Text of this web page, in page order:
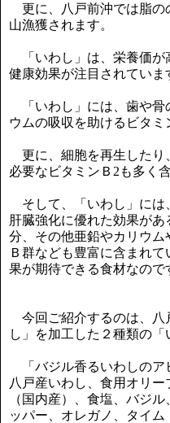
更に、八戸前沖では脂の
山漁獲されます。
「いわし」は、栄養価が
健康効果が注目されていま
「いわし」には、歯や骨
ウムの吸収を助けるビタミ
更に、細胞を再生したり
必要なビタミンＢ2も多く
そして、「いわし」には
肝臓強化に優れた効果が
分、その他亜鉛やカリウ
Ｂ群なども豊富に含まれ
果が期待できる食材なので
今回ご紹介するのは、八
し」を加工した２種類の「
「バジル香るいわしのア
八戸産いわし、食用オリー
（国内産）、食塩、バジ
ッパー、オレガノ、タイム